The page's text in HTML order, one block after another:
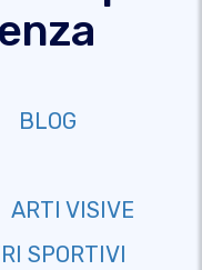
BLOG
ARTI VISIVE
SPORTIVI